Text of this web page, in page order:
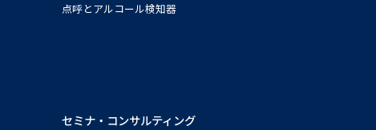
点呼とアルコール検知器
セミナ・コンサルティング